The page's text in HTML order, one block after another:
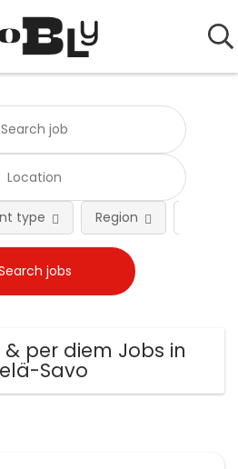
type Region
per diem Jobs in
Savo